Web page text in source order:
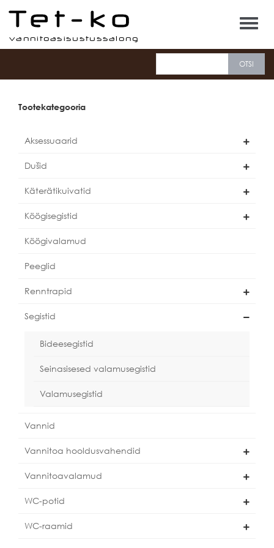
Tet-ko
Tootekategooria
Aksessuaarid
Dušid
Käterätikuivatid
Köögisegistid
Köögivalamud
Peeglid
Renntrapid
Segistid
Bideesegistid
Seinasisesed valamusegistid
Valamusegistid
Vannid
Vannitoa hooldusvahendid
Vannitoavalamud
WC-potid
WC-raamid